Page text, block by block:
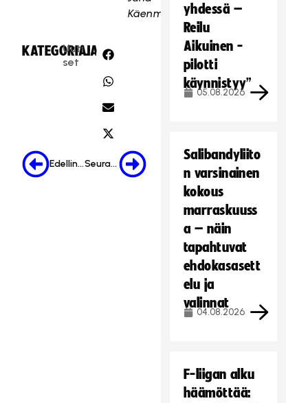
Käenmäki
KATEGORIA:
Uuti
set
JAA:
Edellinen Seuraava
yhdessä –
Reilu
Aikuinen -
pilotti
käynnistyy”
05.08.2026
Salibandyliito
n varsinainen
kokous
marraskuuss
a – näin
tapahtuvat
ehdokasasett
elu ja
valinnat
04.08.2026
F-liigan alku
häämöttää: